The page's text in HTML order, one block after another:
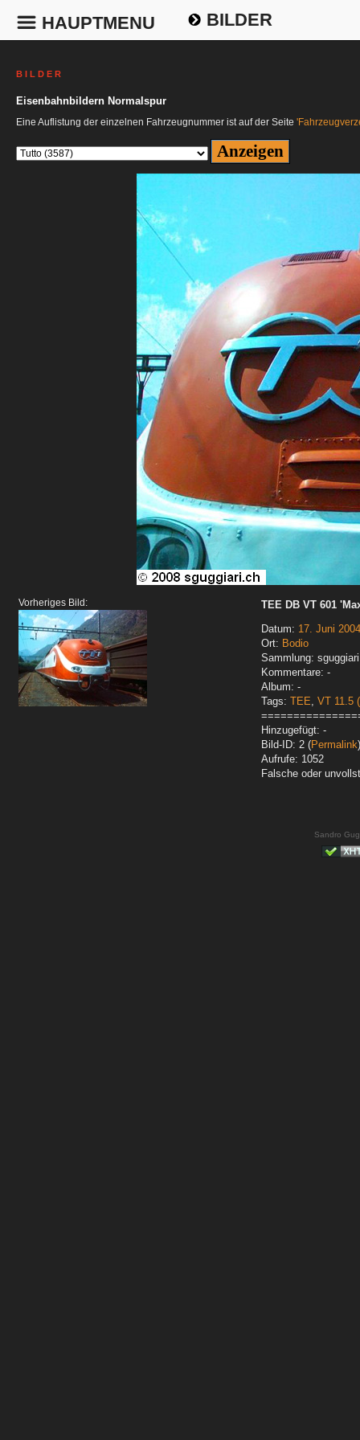
HAUPTMENU BILDER
B I L D E R
Eisenbahnbildern Normalspur
Eine Auflistung der einzelnen Fahrzeugnummer ist auf der Seite
Vorheriges Bild:
TEE DB VT 601
Datum: 17. Juni 2004
Ort: Bodio
Sammlung:
Kommentare: -
Album: -
Tags: TEE, VT 11.5
Hinzugefügt: -
Bild-ID: 2 (Permalink)
Aufrufe: 1052
Falsche oder
Sandro